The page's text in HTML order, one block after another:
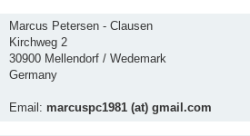
Marcus Petersen - Clausen
Kirchweg 2
30900 Mellendorf / Wedemark
Germany
Email: marcuspc1981 (at) gmail.com